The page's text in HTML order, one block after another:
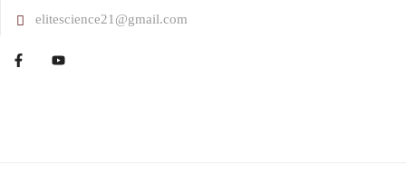
elitescience21@gmail.com